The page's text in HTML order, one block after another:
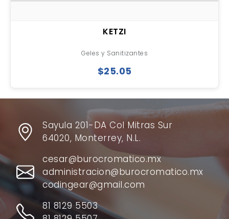
KETZI
Geles y Sanitizantes
$25.05
Sayula 201-DA Col Mitras Sur
64020, Monterrey, N.L.
cesar@burocromatico.mx
administracion@burocromatico.mx
codingear@gmail.com
81 8129 5503